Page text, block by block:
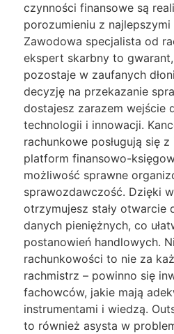
czynności finansowe są
porozumieniu z najlepszymi
Zawodowa specjalista od
ekspert skarbny to
pozostaje w zaufanych
decyzję na przekazanie
dostajesz zarazem wejście
technologii i innowacji.
rachunkowe posługują się
platform finansowo-
możliwość sprawne
sprawozdawczość. Dzięki
otrzymujesz stały otwarcie
danych pieniężnych, co
postanowień handlowych.
rachunkowości to nie za
rachmistrz – powinno się
fachowców, jakie mają
instrumentami i wiedzą.
to również asysta w